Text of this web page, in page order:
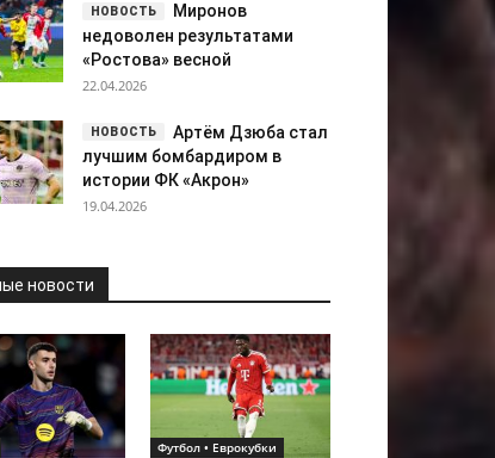
Миронов
недоволен результатами
«Ростова» весной
22.04.2026
Артём Дзюба стал
лучшим бомбардиром в
истории ФК «Акрон»
19.04.2026
новости
Футбол • Еврокубки